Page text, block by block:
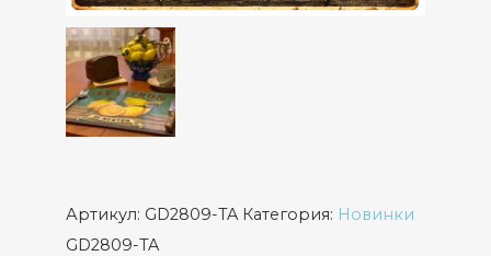
Артикул: GD2809-TA Категория: Новинки
GD2809-TA